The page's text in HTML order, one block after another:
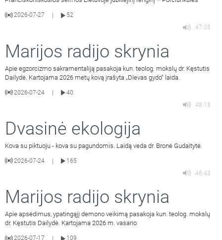
2026-07-27
52
47:05
Marijos radijo skrynia
Apie egzorcizmo sakramentaliją pasakoja kun. teolog. mokslų dr. Kęstutis
Dailydė. Kartojama 2026 metų kovą įrašyta „Dievas gydo“ laida.
2026-07-24
40
48:13
Dvasinė ekologija
Kova su piktuoju - kova su pagundomis. Laidą veda dr. Bronė Gudaitytė.
2026-07-24 |
165
46:43
Marijos radijo skrynia
Apie apsėdimus, ypatingąjį demono veikimą pasakoja kun. teolog. mokslų
dr. Kęstutis Dailydė. Kartojama 2026 m. vasario
2026-07-17 109